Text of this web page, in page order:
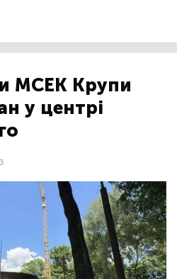
МСЕК Крупи
у центрі